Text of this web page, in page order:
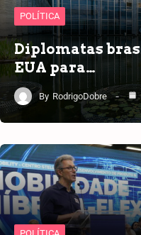
POLÍTICA
Diplomatas
EUA para…
By RodrigoDobre